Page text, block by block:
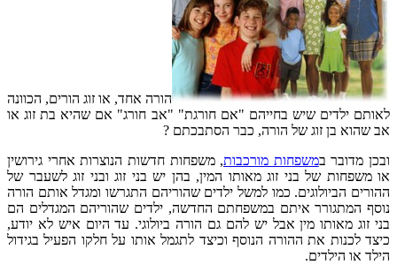
הורה אחד, או זוג הורים, הכוונה
לאותם ילדים שיש בחייהם "אם חורגת" "אב חורג" אם שהיא בת זוג או
אב שהוא בן זוג של הורה, כבר הסתבכתם ?
ובכן מדובר במשפחות מורכבות, משפחות חדשות הנוצרות אחרי גירושין
או משפחות של בני זוג מאותו המין, בהן יש בני זוג ובני זוג לשעבר של
ההורים הביולוגים. כמו למשל ילדים שהוריהם התגרשו ומגדל אותם הורה
נוסף המתגורר איתם במשפחתם החדשה, ילדים שהוריהם המגדלים הם
בני זוג מאותו מין אבל יש להם גם הורה ביולוגי. עד היום איש לא יודע,
כיצד לכנות את ההורה הנוסף וכיצד לתגמל אותו על חלקו הפעיל בגידול
הילד או הילדים.